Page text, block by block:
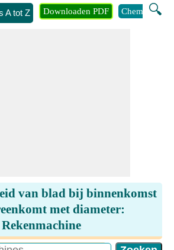
A tot Z 🔍
Downloaden PDF Chemie
van blad bij binnenkomst
met diameter:
Rekenmachine